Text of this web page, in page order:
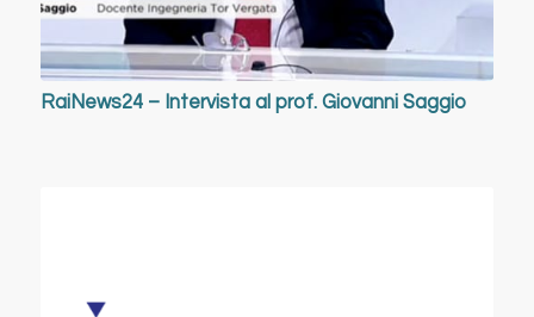
RaiNews24 – Intervista al prof. Giovanni Saggio